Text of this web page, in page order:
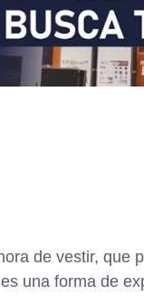
de vestir, que
una forma de